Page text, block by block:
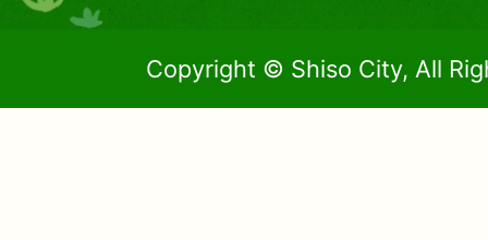
Copyright © Shiso City, All